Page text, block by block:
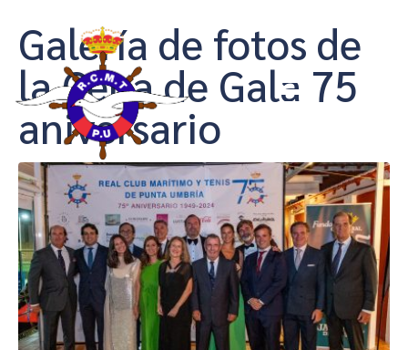
Galería de fotos de
la Cena de Gala 75
aniversario